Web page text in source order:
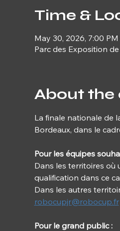
Time &
May 30, 2026, 7:00 PM
Parc des Exposition
About the
La finale nationale de
Bordeaux, dans le
Pour les équipes
Dans les territoires
qualification dans ce
Dans les autres
robocupjr@robocup.fr
Pour le grand public :